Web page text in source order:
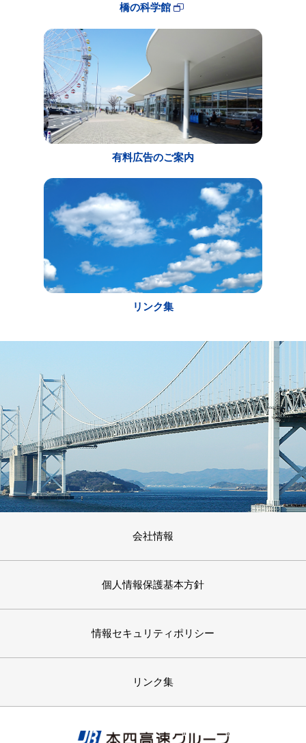
橋の科学館
有料広告のご案内
リンク集
会社情報
個人情報保護基本方針
情報セキュリティポリシー
リンク集